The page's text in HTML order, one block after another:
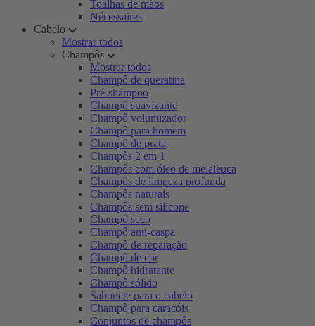
Toalhas de mãos
Nécessaires
Cabelo
Mostrar todos
Champôs
Mostrar todos
Champô de queratina
Pré-shampoo
Champô suavizante
Champô volumizador
Champô para homem
Champô de prata
Champôs 2 em 1
Champôs com óleo de melaleuca
Champôs de limpeza profunda
Champôs naturais
Champôs sem silicone
Champô seco
Champô anti-caspa
Champô de reparação
Champô de cor
Champô hidratante
Champô sólido
Sabonete para o cabelo
Champô para caracóis
Conjuntos de champôs